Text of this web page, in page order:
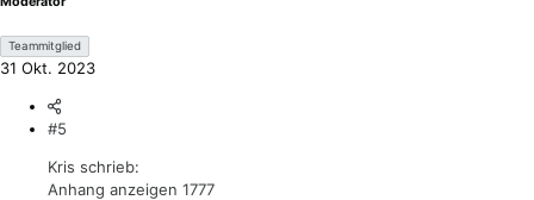
:
Teammitglied
31 Okt. 2023
#5
Kris schrieb:
Anhang anzeigen 1777